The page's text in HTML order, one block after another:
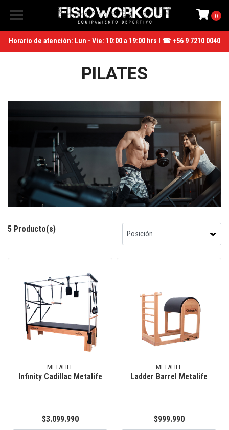
Horario de atención: Lun - Vie: 10:00 a 19:00 hrs I ☎ +56 9 7210 0040
0
PILATES
5 Producto(s)
METALIFE
Infinity Cadillac Metalife
$3.099.990
METALIFE
Ladder Barrel Metalife
$999.990